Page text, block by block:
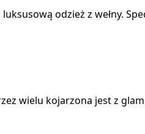
odzież z wełny.
wielu kojarzona jest z